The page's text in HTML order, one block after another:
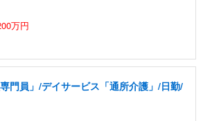
万円
門員」/デイサービス「通所介護」/日勤/